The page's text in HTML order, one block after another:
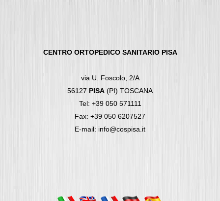
CENTRO ORTOPEDICO SANITARIO PISA
via U. Foscolo, 2/A
56127 PISA (PI) TOSCANA
Tel: +39 050 571111
Fax: +39 050 6207527
E-mail: info@cospisa.it